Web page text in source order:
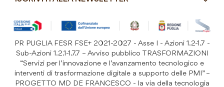
Festività
Prodotti Riutilizzabili
alla
Newsletter:
ISCRIVITI
PR PUGLIA FESR FSE+ 2021-2027 - Asse I - Azioni 1.2-1.7 -
Sub-Azioni 1.2.1-1.7.7 – Avviso pubblico TRASFORMAZIONI
“Servizi per l’innovazione e l’avanzamento tecnologico e
interventi di trasformazione digitale a supporto delle PMI” –
PROGETTO MD DE FRANCESCO - la via della tecnologia